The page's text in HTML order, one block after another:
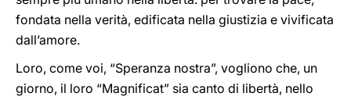
fondata nella verità, edificata nella giustizia e vivificata
dall’amore.
Loro, come voi, “Speranza nostra”, vogliono che, un
giorno, il loro “Magnificat” sia canto di libertà, nello